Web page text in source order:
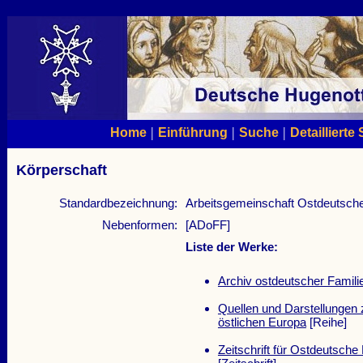
Home| Einführung | Suche| Detaillierte
Körperschaft
Standardbezeichnung:
Arbeitsgemeinschaft
Nebenformen:
[ADoFF]
Liste der Werke:
Archiv ostdeutscher
Quellen und
östlichen Europa[Reihe]
Zeitschrift für